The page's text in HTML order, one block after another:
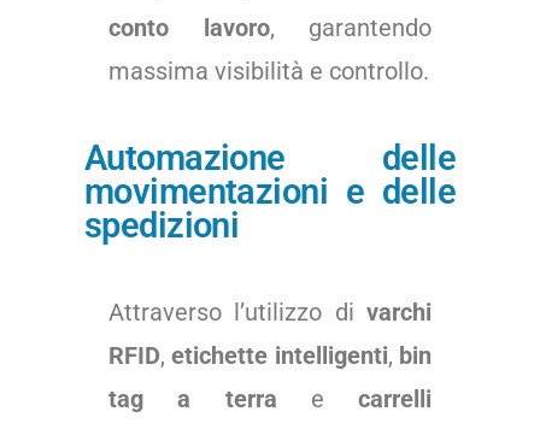
conto lavoro, garantendo
massima visibilità e controllo.
Automazione delle
movimentazioni e delle
spedizioni
Attraverso l’utilizzo di varchi
RFID,etichette intelligenti, bin
tag a terra e carrelli